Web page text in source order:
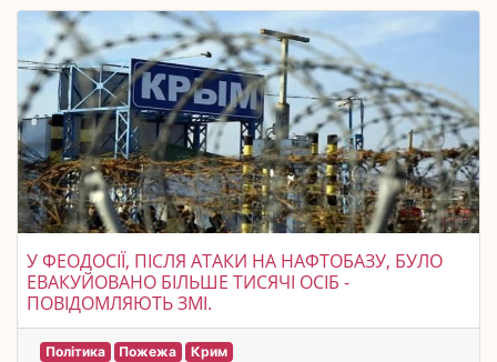
У ФЕОДОСІЇ, ПІСЛЯ АТАКИ НА НАФТОБАЗУ, БУЛО
ЕВАКУЙОВАНО БІЛЬШЕ ТИСЯЧІ ОСІБ -
ПОВІДОМЛЯЮТЬ ЗМІ.
Політика Пожежа Крим